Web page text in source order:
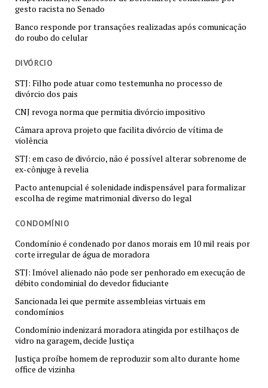
gesto racista no Senado
Banco responde por transações realizadas após comunicação
do roubo do celular
DIVÓRCIO
STJ: Filho pode atuar como testemunha no processo de
divórcio dos pais
CNJ revoga norma que permitia divórcio impositivo
Câmara aprova projeto que facilita divórcio de vítima de
violência
STJ: em caso de divórcio, não é possível alterar sobrenome de
ex-cônjuge à revelia
Pacto antenupcial é solenidade indispensável para formalizar
escolha de regime matrimonial diverso do legal
CONDOMÍNIO
Condomínio é condenado por danos morais em 10 mil reais por
corte irregular de água de moradora
STJ: Imóvel alienado não pode ser penhorado em execução de
débito condominial do devedor fiduciante
Sancionada lei que permite assembleias virtuais em
condomínios
Condomínio indenizará moradora atingida por estilhaços de
vidro na garagem, decide Justiça
Justiça proíbe homem de reproduzir som alto durante home
office de vizinha